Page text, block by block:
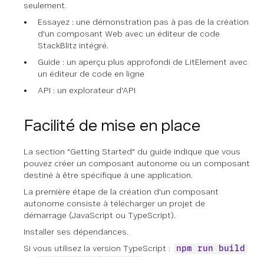
seulement.
Essayez : une démonstration pas à pas de la création
d'un composant Web avec un éditeur de code
StackBlitz intégré.
Guide : un aperçu plus approfondi de LitElement avec
un éditeur de code en ligne
API : un explorateur d'API
Facilité de mise en place
La section "Getting Started" du guide indique que vous
pouvez créer un composant autonome ou un composant
destiné à être spécifique à une application.
La première étape de la création d'un composant
autonome consiste à télécharger un projet de
démarrage (JavaScript ou TypeScript).
Installer ses dépendances.
Si vous utilisez la version TypeScript :
npm run build